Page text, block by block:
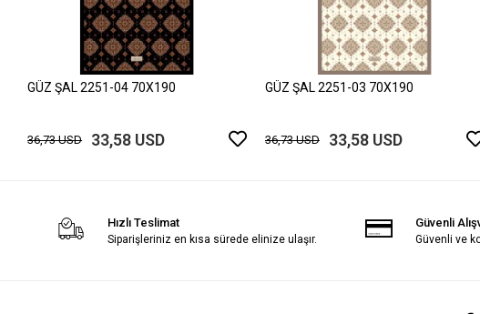
GÜZ ŞAL 2251-04 70X190
36,73 USD 33,58 USD
GÜZ ŞAL 2251-03 70X190
36,73 USD 33,58 USD
Hızlı Teslimat
Siparişleriniz en kısa sürede elinize ulaşır.
Güvenli
Güvenli ve